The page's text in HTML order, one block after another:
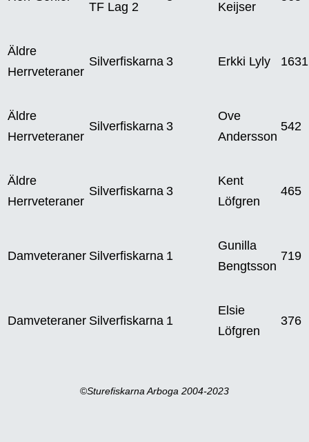
TF Lag 2 Keijser
Äldre
Herrveteraner
Silverfiskarna 3 Erkki Lyly 1631
Äldre
Herrveteraner
Silverfiskarna 3
Ove
Andersson
542
Äldre
Herrveteraner
Silverfiskarna 3
Kent
Löfgren
465
Damveteraner Silverfiskarna 1
Gunilla
Bengtsson
719
Damveteraner Silverfiskarna 1
Elsie
Löfgren
376
©Sturefiskarna Arboga 2004-2023